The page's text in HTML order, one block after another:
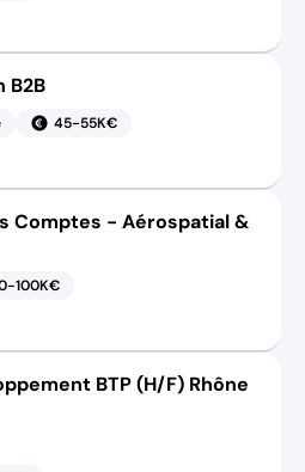
B2B
45-55K€
Comptes - Aérospatial &
100K€
BTP (H/F) Rhône